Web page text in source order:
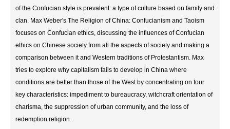
of the Confucian style is prevalent: a type of culture based on family and
clan. Max Weber's The Religion of China: Confucianism and Taoism
focuses on Confucian ethics, discussing the influences of Confucian
ethics on Chinese society from all the aspects of society and making a
comparison between it and Western traditions of Protestantism. Max
tries to explore why capitalism fails to develop in China where
conditions are better than those of the West by concentrating on four
key characteristics: impediment to bureaucracy, witchcraft orientation of
charisma, the suppression of urban community, and the loss of
redemption religion.